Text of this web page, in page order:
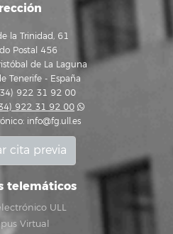
la Trinidad, 61
Postal 456
de La Laguna
Tenerife - España
922 31 92 00
922 31 92 00
info@fg.ull.es
cita previa
telemáticos
ULL
Virtual